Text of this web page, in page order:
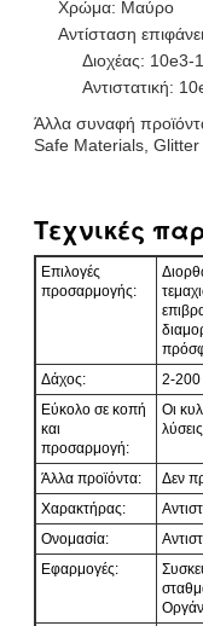
Χρώμα: Μαύρο
Αντίσταση
Διοχέας: 10e3-
Αντιστατική:
Άλλα συναφή
Safe Materials, Glitter
Τεχνικές
Επιλογές
προσαρμογής:
Δάχος:
2-200
Εύκολο σε κοπή
και
προσαρμογή:
Οι
Άλλα προϊόντα:
Δεν
Χαρακτήρας:
Ονομασία:
Εφαρμογές: